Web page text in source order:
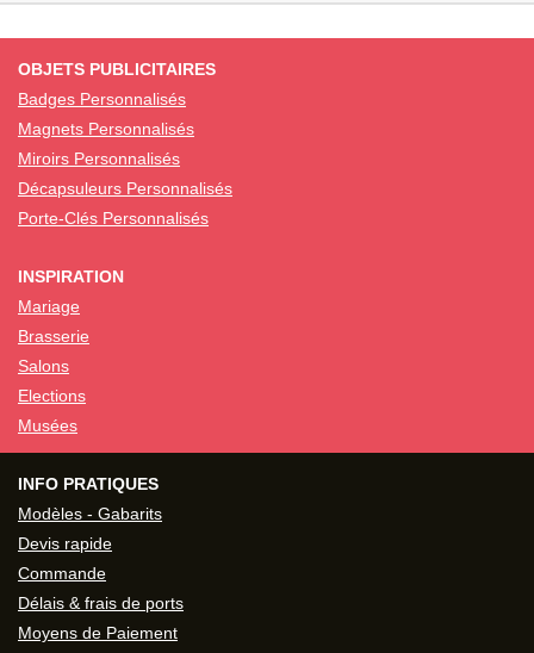
OBJETS PUBLICITAIRES
Badges Personnalisés
Magnets Personnalisés
Miroirs Personnalisés
Décapsuleurs Personnalisés
Porte-Clés Personnalisés
INSPIRATION
Mariage
Brasserie
Salons
Elections
Musées
INFO PRATIQUES
Modèles - Gabarits
Devis rapide
Commande
Délais & frais de ports
Moyens de Paiement